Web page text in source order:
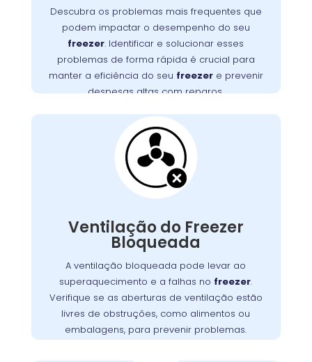
Descubra os problemas mais frequentes que
podem impactar o desempenho do seu
freezer. Identificar e solucionar esses
problemas de forma rápida é crucial para
manter a eficiência do seu freezere prevenir
despesas altas com reparos.
eficiência do seu freezer e evitar altos custos
com reparos
. A
Wandertec
, no Tarumã,
oferece serviços especializados para
diagnosticar e corrigir esses problemas,
assegurando a durabilidade e o desempenho
ideal do seu aparelho.
Ventilação do Freezer
Bloqueada
A ventilação bloqueada pode levar ao
superaquecimento e a falhas no freezer.
Verifique se as aberturas de ventilação estão
livres de obstruções, como alimentos ou
embalagens, para prevenir problemas.
Ventilação do Freezer
Bloqueada no Tarumã
Uma ventilação obstruída é um problema
frequente que pode causar superaquecimento
do
freezer
.
Garanta que as aberturas de
ventilação estejam livres de bloqueios, como
alimentos ou embalagens
. Manter uma boa
ventilação é essencial para assegurar a
eficiência e a longevidade do
freezer
,
prevenindo custos extras com reparos.